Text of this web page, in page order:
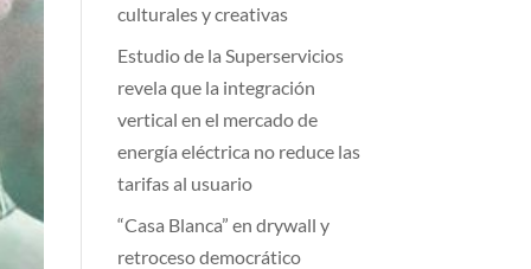
culturales y creativas
Estudio de la Superservicios
revela que la integración
vertical en el mercado de
energía eléctrica no reduce las
tarifas al usuario
“Casa Blanca” en drywall y
retroceso democrático